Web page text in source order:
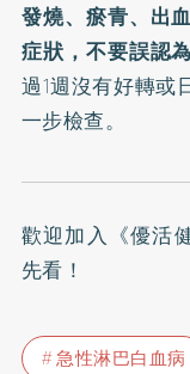
發燒、瘀青、出
症狀，不要誤認
過1週沒有好轉或
一步檢查。
歡迎加入 《優活
先看！
急性淋巴白血病